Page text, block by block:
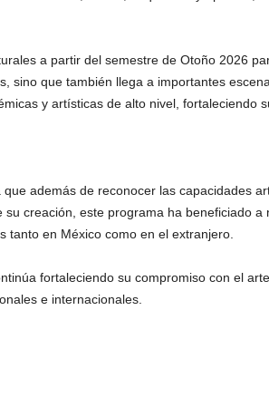
a partir del semestre de Otoño 2026
sino que también llega a importantes
y artísticas de alto nivel, fortaleciendo
además de reconocer las capacidades
creación, este programa ha beneficiado
tanto en México como en el extranjero.
fortaleciendo su compromiso con el
e internacionales.